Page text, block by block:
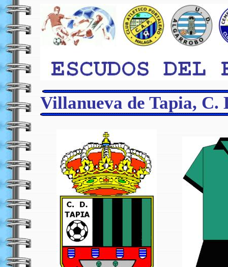
Villanueva de Tapia, C.